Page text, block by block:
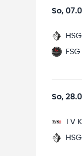
So,
So,
TV